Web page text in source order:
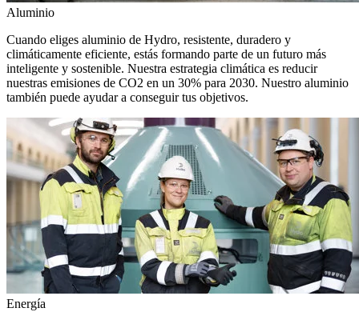
Aluminio
Cuando eliges aluminio de Hydro, resistente, duradero y
climáticamente eficiente, estás formando parte de un futuro más
inteligente y sostenible. Nuestra estrategia climática es reducir
nuestras emisiones de CO2 en un 30% para 2030. Nuestro aluminio
también puede ayudar a conseguir tus objetivos.
Energía